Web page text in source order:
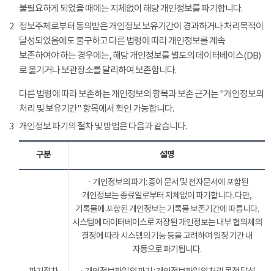
불필요하게 되었을 때에는 지체없이 해당 개인정보를 파기합니다.
2 정보주체로부터 동의받은 개인정보 보유기간이 경과하거나 처리목적이
달성되었음에도 불구하고 다른 법령에 따라 개인정보를 계속
보존하여야 하는 경우에는, 해당 개인정보를 별도의 데이터베이스(DB)
로 옮기거나 보관장소를 달리하여 보존합니다.
다른 법령에 따라 보존하는 개인정보의 항목과 보존 근거는 "개인정보의
처리 및 보유기간" 항목에서 확인 가능합니다.
3 개인정보 파기의 절차 및 방법은 다음과 같습니다.
구분 설명
ㆍ개인정보의 파기: 종이 문서 및 전자문서에 포함된
개인정보는 종료일로부터 지체없이 파기합니다. 다만,
기록물에 포함된 개인정보는 기록물 보존기간에 따릅니다.
시스템에 데이터베이스로 저장된 개인정보는 내부 협의체의
결정에 따라 시스템의 기능 등을 고려하여 일정 기간 내
자동으로 파기됩니다.